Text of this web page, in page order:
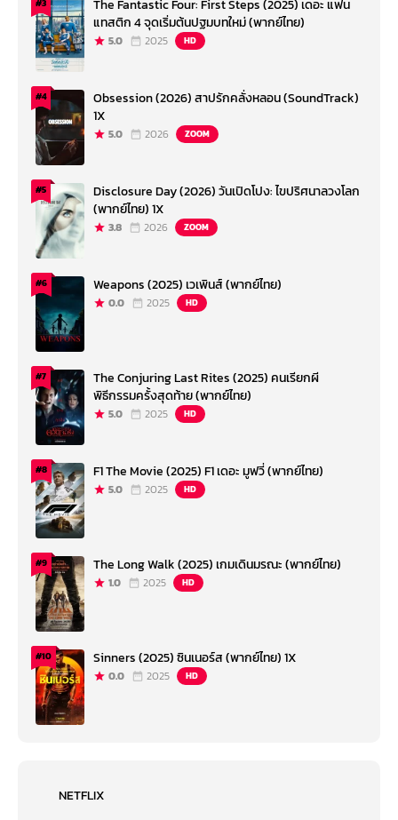
#3
The Fantastic Four: First Steps (2025) เดอะ แฟน
แทสติก 4 จุดเริ่มต้นปฐมบทใหม่ (พากย์ไทย)
5.0 2025 HD
#4
Obsession (2026) สาปรักคลั่งหลอน (SoundTrack)
1X
5.0 2026 ZOOM
#5
Disclosure Day (2026) วันเปิดโปง: ไขปริศนาลวงโลก
(พากย์ไทย) 1X
3.8 2026 ZOOM
#6 Weapons (2025) เวเพินส์ (พากย์ไทย)
0.0 2025 HD
#7
The Conjuring Last Rites (2025) คนเรียกผี
พิธีกรรมครั้งสุดท้าย (พากย์ไทย)
5.0 2025 HD
#8 F1 The Movie (2025) F1 เดอะ มูฟวี่ (พากย์ไทย)
5.0 2025 HD
#9 The Long Walk (2025) เกมเดินมรณะ (พากย์ไทย)
1.0 2025 HD
#10 Sinners (2025) ซินเนอร์ส (พากย์ไทย) 1X
0.0 2025 HD
NETFLIX